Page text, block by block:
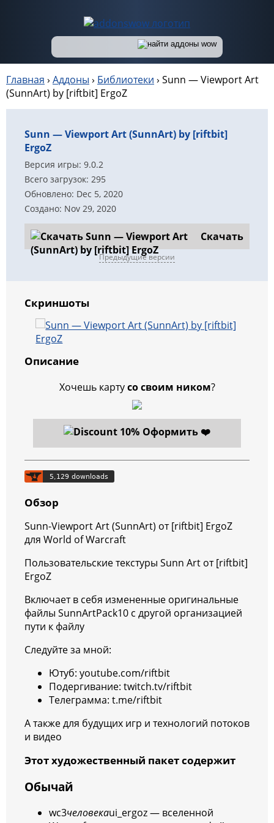
Главная › Аддоны › Библиотеки › Sunn — Viewport Art
(SunnArt) by [riftbit] ErgoZ
Sunn — Viewport Art (SunnArt) by [riftbit]
ErgoZ
Версия игры: 9.0.2
Всего загрузок: 295
Обновлено: Dec 5, 2020
Создано: Nov 29, 2020
Скачать
Предыдущие версии
Скриншоты
Описание
Хочешь картусо своим ником?
Оформить ❤️
Обзор
Sunn-Viewport Art (SunnArt) от [riftbit] ErgoZ
для World of Warcraft
Пользовательские текстуры Sunn Art от [riftbit]
ErgoZ
Включает в себя измененные оригинальные
файлы SunnArtPack10 с другой организацией
пути к файлу
Следуйте за мной:
Ютуб: youtube.com/riftbit
Подергивание: twitch.tv/riftbit
Телеграмма: t.me/riftbit
А также для будущих игр и технологий потоков
и видео
Этот художественный пакет содержит
Обычай
wc3человекаui_ergoz — вселенной